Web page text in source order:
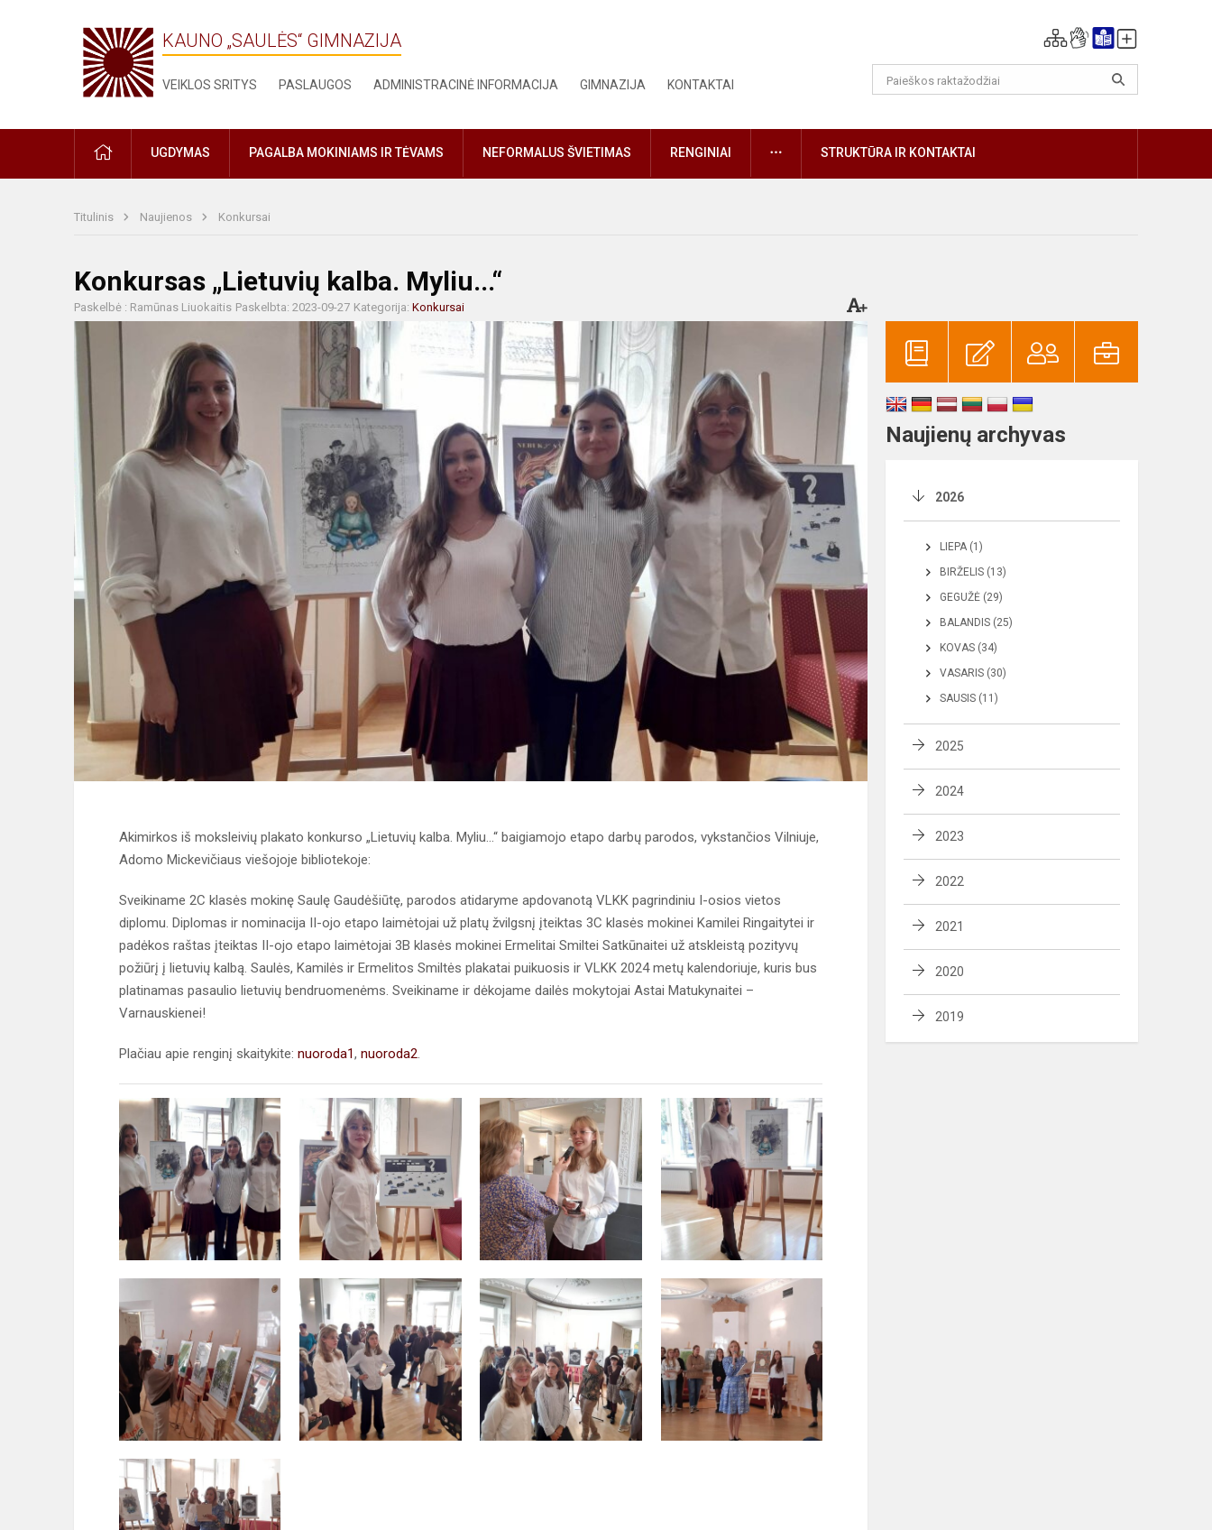
KAUNO „SAULĖS“ GIMNAZIJA
VEIKLOS SRITYS PASLAUGOS ADMINISTRACINĖ INFORMACIJA GIMNAZIJA KONTAKTAI
PRADŽIAUGDYMAS PAGALBA MOKINIAMS IR TĖVAMS NEFORMALUS ŠVIETIMAS RENGINIAI DAUGIAUSTRUKTŪRA IR KONTAKTAI
Titulinis Naujienos Konkursai
Konkursas „Lietuvių kalba. Myliu...“
Paskelbė : Ramūnas Liuokaitis Paskelbta: 2023-09-27 Kategorija: Konkursai
Akimirkos iš moksleivių plakato konkurso „Lietuvių kalba. Myliu...“ baigiamojo etapo darbų parodos, vykstančios Vilniuje,
Adomo Mickevičiaus viešojoje bibliotekoje:
Sveikiname 2C klasės mokinę Saulę Gaudėšiūtę, parodos atidaryme apdovanotą VLKK pagrindiniu I-osios vietos
diplomu. Diplomas ir nominacija II-ojo etapo laimėtojai už platų žvilgsnį įteiktas 3C klasės mokinei Kamilei Ringaitytei ir
padėkos raštas įteiktas II-ojo etapo laimėtojai 3B klasės mokinei Ermelitai Smiltei Satkūnaitei už atskleistą pozityvų
požiūrį į lietuvių kalbą. Saulės, Kamilės ir Ermelitos Smiltės plakatai puikuosis ir VLKK 2024 metų kalendoriuje, kuris bus
platinamas pasaulio lietuvių bendruomenėms. Sveikiname ir dėkojame dailės mokytojai Astai Matukynaitei –
Varnauskienei!
Plačiau apie renginį skaitykite: nuoroda1, nuoroda2.
Naujienų archyvas
2026
LIEPA (1)
BIRŽELIS (13)
GEGUŽĖ (29)
BALANDIS (25)
KOVAS (34)
VASARIS (30)
SAUSIS (11)
2025
2024
2023
2022
2021
2020
2019